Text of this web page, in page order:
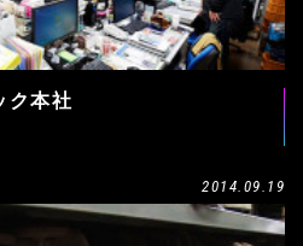
ク本社
2014.09.19